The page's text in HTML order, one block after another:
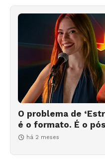
O problema de
é o formato. É o pós
há 2 meses